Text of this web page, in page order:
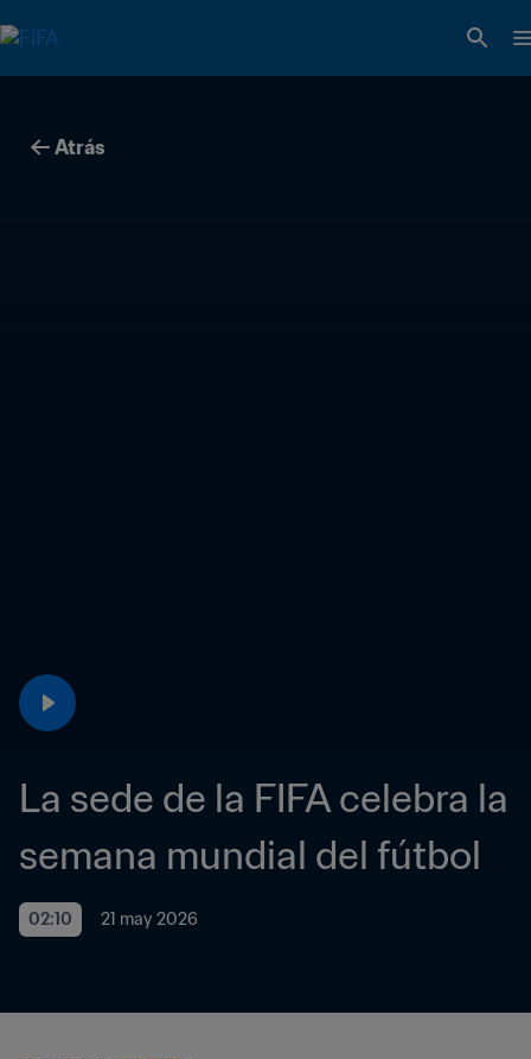
Atrás
La sede de la FIFA celebra la
02:10 21 may 2026